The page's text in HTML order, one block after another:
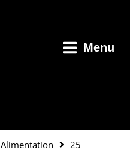
Menu
Alimentation
25